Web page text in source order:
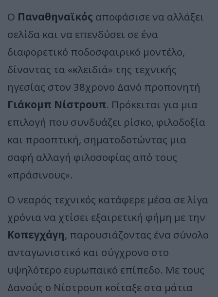
Ο Παναθηναϊκός αποφάσισε να αλλάξει
σελίδα και να επενδύσει σε ένα
διαφορετικό ποδοσφαιρικό μοντέλο,
δίνοντας τα «κλειδιά» της τεχνικής
ηγεσίας στον 38χρονο Δανό προπονητή
Γιάκομπ Νίστρουπ. Πρόκειται για μια
επιλογή που συνδυάζει ρίσκο, φιλοδοξία
και προοπτική, σηματοδοτώντας μια
σαφή αλλαγή φιλοσοφίας από τους
«πράσινους».
Ο νεαρός τεχνικός κατάφερε μέσα σε λίγα
χρόνια να χτίσει εξαιρετική φήμη με την
Κοπεγχάγη, παρουσιάζοντας ένα σύνολο
ανταγωνιστικό και σύγχρονο στο
υψηλότερο ευρωπαϊκό επίπεδο. Με τους
Δανούς ο Νίστρουπ κοίταξε στα μάτια